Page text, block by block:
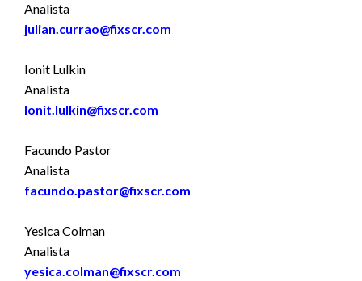
Analista
julian.currao@fixscr.com
Ionit Lulkin
Analista
Ionit.lulkin@fixscr.com
Facundo Pastor
Analista
facundo.pastor@fixscr.com
Yesica Colman
Analista
yesica.colman@fixscr.com